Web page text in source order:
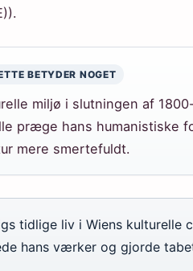
BETYDER NOGET
miljø i slutningen af
præge hans humanistiske
mere smertefuldt.
tidlige liv i Wiens kulturelle
hans værker og gjorde